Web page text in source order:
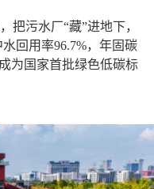
把污水厂“藏”进地下，
回用率96.7%，年固碳
为国家首批绿色低碳标